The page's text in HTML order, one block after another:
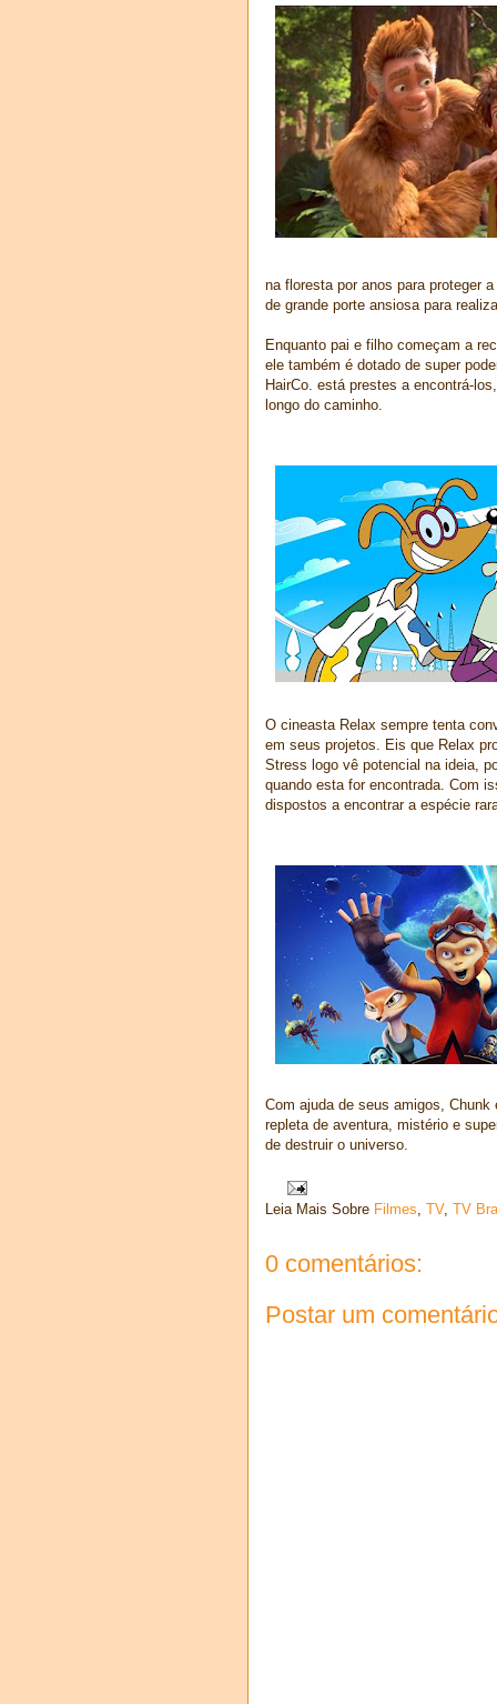
na floresta por anos para proteger
de grande porte ansiosa para
Enquanto pai e filho começam a
ele também é dotado de super
HairCo. está prestes a encontrá-
longo do caminho.
O cineasta Relax sempre tenta
em seus projetos. Eis que Relax
Stress logo vê potencial na ideia,
quando esta for encontrada. Com
dispostos a encontrar a espécie
Com ajuda de seus amigos,
repleta de aventura, mistério e
de destruir o universo.
Leia Mais Sobre Filmes, TV, TV
0 comentários:
Postar um